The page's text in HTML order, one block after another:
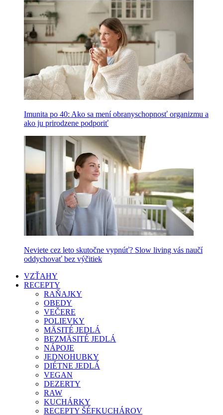
Imunita po 40: Ako sa mení obranyschopnosť organizmu a
ako ju prirodzene podporiť
Neviete cez leto skutočne vypnúť? Slow living vás naučí
oddychovať bez výčitiek
VZŤAHY
RECEPTY
RAŇAJKY
OBEDY
VEČERE
POLIEVKY
MÄSITÉ JEDLÁ
BEZMÄSITÉ JEDLÁ
NÁPOJE
JEDNOHUBKY
DIÉTNE JEDLÁ
VEGAN
DEZERTY
RAW
KUCHÁRKY
RECEPTY ŠÉFKUCHÁROV